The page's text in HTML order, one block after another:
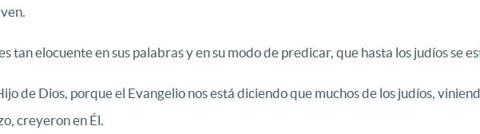
tan elocuente en sus palabras y en su modo de predicar, que hasta los judíos se
de Dios, porque el Evangelio nos está diciendo que muchos de los judíos,
creyeron en Él.